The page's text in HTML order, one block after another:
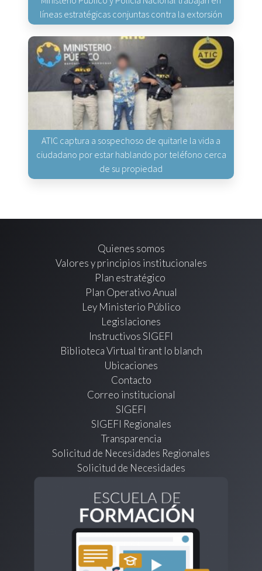
líneas estratégicas conjuntas contra la extorsión
ATIC captura a sospechoso de quitarle la vida a
ciudadano por estar hablando por teléfono cerca
de su propiedad
Quienes somos
Valores y principios institucionales
Plan estratégico
Plan Operativo Anual
Ley Ministerio Público
Legislaciones
Instructivos SIGEFI
Biblioteca Virtual tirant lo blanch
Ubicaciones
Contacto
Correo institucional
SIGEFI
SIGEFI Regionales
Transparencia
Solicitud de Necesidades Regionales
Solicitud de Necesidades